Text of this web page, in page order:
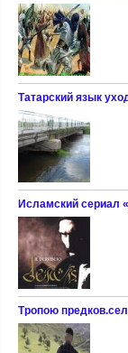
Татарский язык
Исламский сериал
Тропою